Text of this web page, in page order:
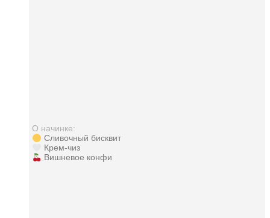
О начинке:
Сливочный бисквит
Крем-чиз
Вишневое конфи